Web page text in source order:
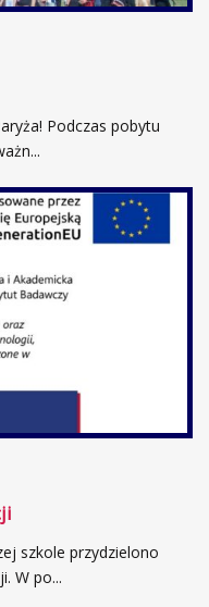
Podczas pobytu
szkole przydzielono
W po...